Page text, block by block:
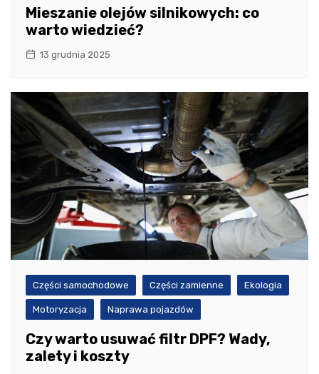
Mieszanie olejów silnikowych: co
warto wiedzieć?
13 grudnia 2025
Części samochodowe Części zamienne Ekologia
Motoryzacja Naprawa pojazdów
Czy warto usuwać filtr DPF? Wady,
zalety i koszty